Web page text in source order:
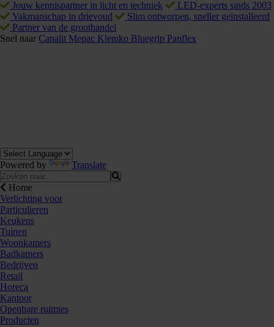
Jouw kennispartner in licht en techniek
LED-experts sinds 2003
Vakmanschap in drievoud
Slim ontworpen, sneller geïnstalleerd
Partner van de groothandel
Snel naar Canalit Mepac Klemko Bluegrip Panflex
Powered by Translate
Home
Verlichting voor
Particulieren
Keukens
Tuinen
Woonkamers
Badkamers
Bedrijven
Retail
Horeca
Kantoor
Openbare ruimtes
Producten